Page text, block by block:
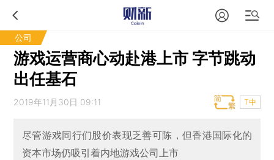
公司
游戏运营商心动赴港上市 字节跳动
出任基石
2019年11月30日 09:11 T中
尽管游戏同行们股价表现乏善可陈，但香港国际化的
资本市场仍吸引着内地游戏公司上市